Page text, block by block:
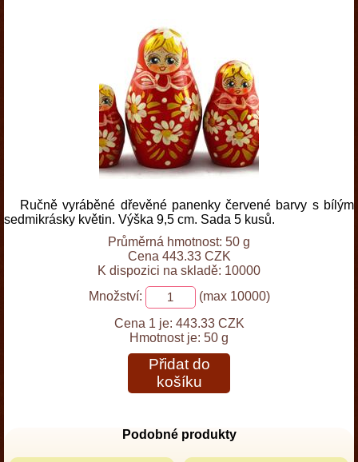
Ručně vyráběné dřevěné panenky červené barvy s bílým
sedmikrásky květin. Výška 9,5 cm. Sada 5 kusů.
Průměrná hmotnost: 50 g
Cena 443.33 CZK
K dispozici na skladě: 10000
Množství:
(max 10000)
Cena 1 je: 443.33 CZK
Hmotnost je: 50 g
Přidat do
košíku
Podobné produkty